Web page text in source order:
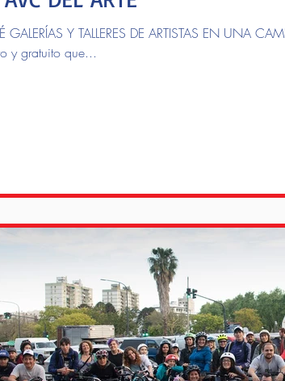
Y TALLERES DE ARTISTAS EN UNA
y gratuito que...